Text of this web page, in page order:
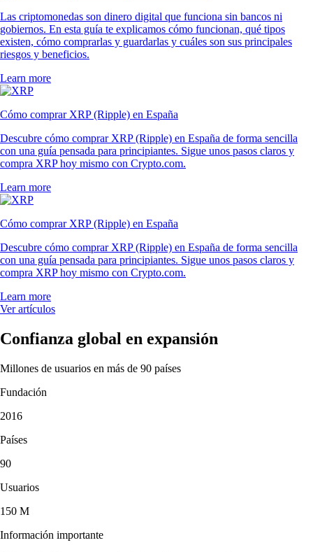
Las criptomonedas son dinero digital que funciona sin bancos ni
gobiernos. En esta guía te explicamos cómo funcionan, qué tipos
existen, cómo comprarlas y guardarlas y cuáles son sus principales
riesgos y beneficios.
Learn more
Cómo comprar XRP (Ripple) en España
Descubre cómo comprar XRP (Ripple) en España de forma sencilla
con una guía pensada para principiantes. Sigue unos pasos claros y
compra XRP hoy mismo con Crypto.com.
Learn more
Cómo comprar XRP (Ripple) en España
Descubre cómo comprar XRP (Ripple) en España de forma sencilla
con una guía pensada para principiantes. Sigue unos pasos claros y
compra XRP hoy mismo con Crypto.com.
Learn more
Ver artículos
Confianza global en expansión
Millones de usuarios en más de 90 países
Fundación
2016
Países
90
Usuarios
150 M
Información importante